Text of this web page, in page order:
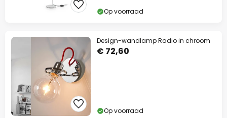
Op voorraad
Design-wandlamp Radio in chroom
€ 72,60
Op voorraad